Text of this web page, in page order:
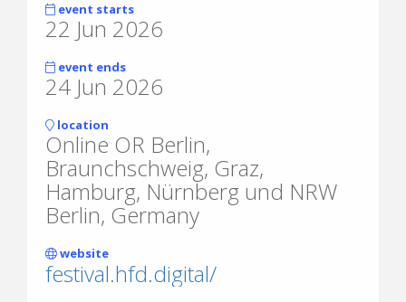
event starts
22 Jun 2026
event ends
24 Jun 2026
location
Online OR Berlin,
Braunchschweig, Graz,
Hamburg, Nürnberg und NRW
Berlin, Germany
website
festival.hfd.digital/